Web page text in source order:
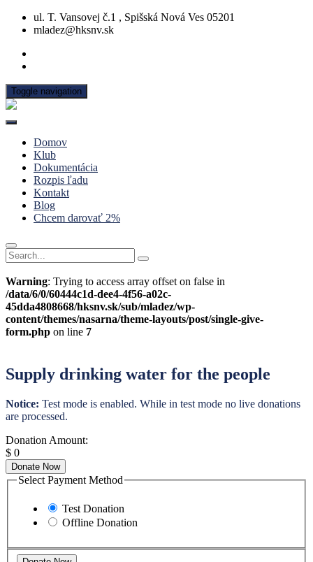
ul. T. Vansovej č.1 , Spišská Nová Ves 05201
mladez@hksnv.sk
Toggle navigation
Domov
Klub
Dokumentácia
Rozpis ľadu
Kontakt
Blog
Chcem darovať 2%
Warning: Trying to access array offset on false in
/data/6/0/60444c1d-dee4-4f56-a02c-
45dda4808668/hksnv.sk/sub/mladez/wp-
content/themes/nasarna/theme-layouts/post/single-give-
form.php on line 7
Supply drinking water for the people
Notice: Test mode is enabled. While in test mode no live donations
are processed.
Donation Amount:
$ 0
Donate Now
Select Payment Method
Test Donation
Offline Donation